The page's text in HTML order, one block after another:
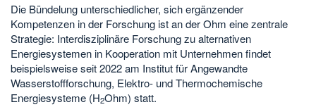
Die Bündelung unterschiedlicher, sich ergänzender
Kompetenzen in der Forschung ist an der Ohm eine zentrale
Strategie: Interdisziplinäre Forschung zu alternativen
Energiesystemen in Kooperation mit Unternehmen findet
beispielsweise seit 2022 am Institut für Angewandte
Wasserstoffforschung, Elektro- und Thermochemische
Energiesysteme (H2Ohm) statt.